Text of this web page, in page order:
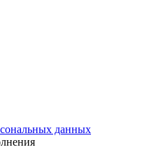
данных